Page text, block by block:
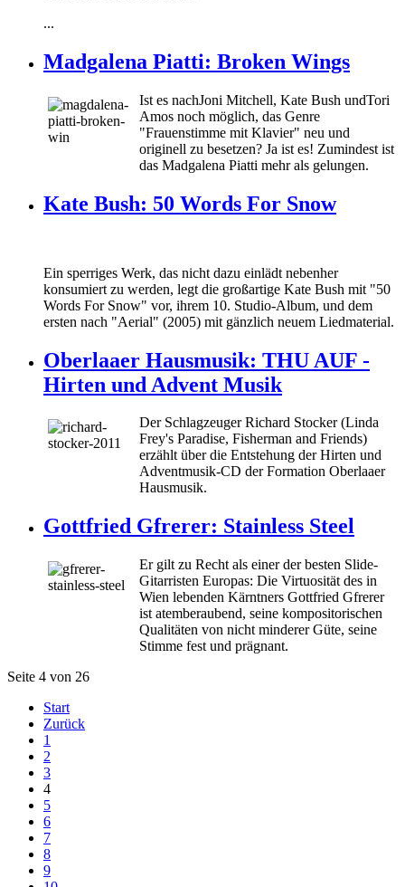
...
Madgalena Piatti: Broken Wings
Ist es nachJoni Mitchell, Kate Bush undTori
Amos noch möglich, das Genre
"Frauenstimme mit Klavier" neu und
originell zu besetzen? Ja ist es! Zumindest ist
das Madgalena Piatti mehr als gelungen.
Kate Bush: 50 Words For Snow
Ein sperriges Werk, das nicht dazu einlädt nebenher
konsumiert zu werden, legt die großartige Kate Bush mit "50
Words For Snow" vor, ihrem 10. Studio-Album, und dem
ersten nach "Aerial" (2005) mit gänzlich neuem Liedmaterial.
Oberlaaer Hausmusik: THU AUF -
Hirten und Advent Musik
Der Schlagzeuger Richard Stocker (Linda
Frey's Paradise, Fisherman and Friends)
erzählt über die Entstehung der Hirten und
Adventmusik-CD der Formation Oberlaaer
Hausmusik.
Gottfried Gfrerer: Stainless Steel
Er gilt zu Recht als einer der besten Slide-
Gitarristen Europas: Die Virtuosität des in
Wien lebenden Kärntners Gottfried Gfrerer
ist atemberaubend, seine kompositorischen
Qualitäten von nicht minderer Güte, seine
Stimme fest und prägnant.
Seite 4 von 26
Start
Zurück
1
2
3
4
5
6
7
8
9